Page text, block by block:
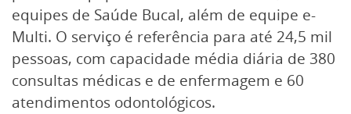
equipes de Saúde Bucal, além de equipe e-
Multi. O serviço é referência para até 24,5 mil
pessoas, com capacidade média diária de 380
consultas médicas e de enfermagem e 60
atendimentos odontológicos.